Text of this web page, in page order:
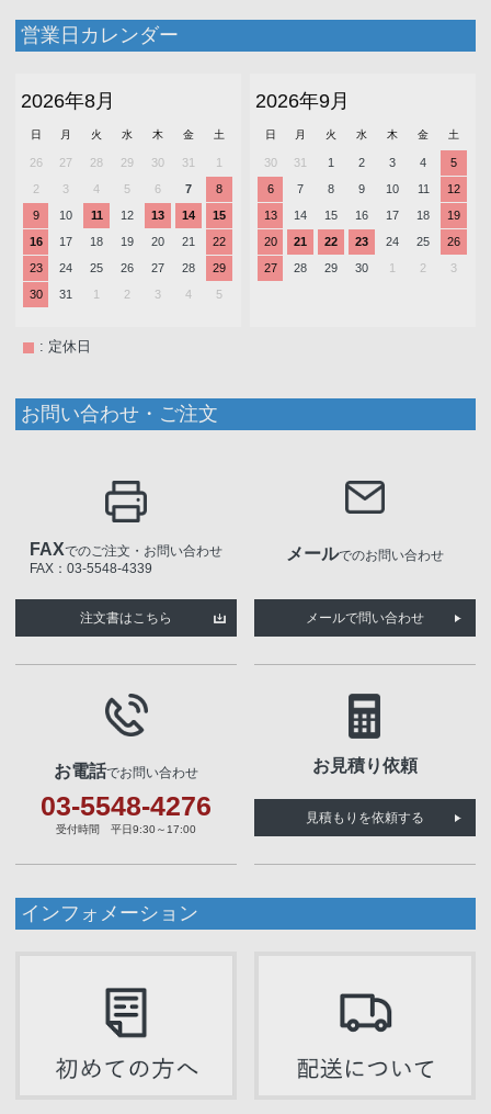
営業日カレンダー
2026年8月
日 月 火 水 木 金 土
26 27 28 29 30 31
1
2
3 4 5 6 7
8
9
10 11 12 13 14
15
16
17 18 19 20 21
22
23
24 25 26 27 28
29
30
31 1 2 3 4 5
2026年9月
日 月 火 水 木 金 土
30 31 1 2 3 4
5
6
7 8 9 10 11
12
13
14 15 16 17 18
19
20
21 22 23 24 25
26
27
28 29 30 1 2 3
: 定休日
お問い合わせ・ご注文
FAXでのご注文・お問い合わせ
FAX：03-5548-4339
注文書はこちら
メールでのお問い合わせ
メールで問い合わせ
お電話でお問い合わせ
03-5548-4276
受付時間 平日9:30～17:00
お見積り依頼
見積もりを依頼する
インフォメーション